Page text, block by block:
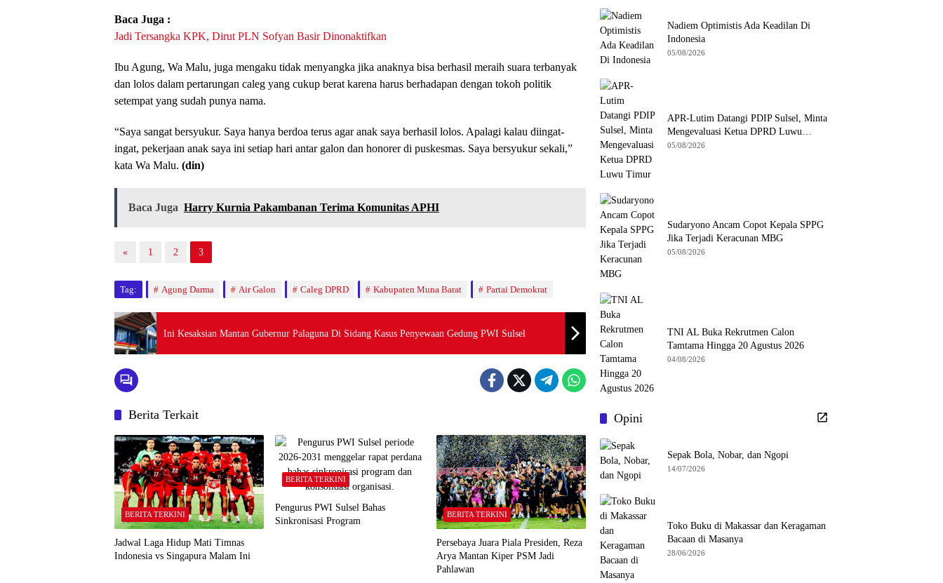
Baca Juga :
Jadi Tersangka KPK, Dirut PLN Sofyan Basir Dinonaktifkan
Ibu Agung, Wa Malu, juga mengaku tidak menyangka jika anaknya bisa berhasil meraih suara terbanyak
dan lolos dalam pertarungan caleg yang cukup berat karena harus berhadapan dengan tokoh politik
setempat yang sudah punya nama.
“Saya sangat bersyukur. Saya hanya berdoa terus agar anak saya berhasil lolos. Apalagi kalau diingat-
ingat, pekerjaan anak saya ini setiap hari antar galon dan honorer di puskesmas. Saya bersyukur sekali,”
kata Wa Malu. (din)
Baca Juga Harry Kurnia Pakambanan Terima Komunitas APHI
« 1 2 3
Tag: Agung Darma Air Galon Caleg DPRD Kabupaten Muna Barat Partai Demokrat
Ini Kesaksian Mantan Gubernur Palaguna Di Sidang Kasus Penyewaan Gedung PWI Sulsel
Berita Terkait
BERITA TERKINI
Jadwal Laga Hidup Mati Timnas
Indonesia vs Singapura Malam Ini
BERITA TERKINI
Pengurus PWI Sulsel Bahas
Sinkronisasi Program
BERITA TERKINI
Persebaya Juara Piala Presiden, Reza
Arya Mantan Kiper PSM Jadi
Pahlawan
Nadiem Optimistis Ada Keadilan Di
Indonesia
05/08/2026
APR-Lutim Datangi PDIP Sulsel, Minta
Mengevaluasi Ketua DPRD Luwu
Timur
05/08/2026
Sudaryono Ancam Copot Kepala SPPG
Jika Terjadi Keracunan MBG
05/08/2026
TNI AL Buka Rekrutmen Calon
Tamtama Hingga 20 Agustus 2026
04/08/2026
Opini
Sepak Bola, Nobar, dan Ngopi
14/07/2026
Toko Buku di Makassar dan Keragaman
Bacaan di Masanya
28/06/2026